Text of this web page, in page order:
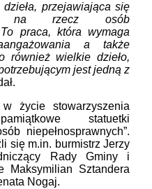
przejawiająca się
na rzecz osób
praca, która wymaga
a także
również wielkie dzieło,
jest jedną z
życie stowarzyszenia
statuetki
niepełnosprawnych”.
się m.in. burmistrz Jerzy
Rady Gminy i
Maksymilian Sztandera
Nogaj.